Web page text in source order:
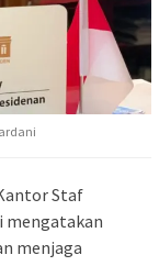
Staf
mengatakan
menjaga